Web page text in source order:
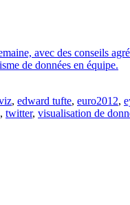
avec des conseils
de données en équipe.
, edward tufte, euro2012,
, twitter, visualisation de